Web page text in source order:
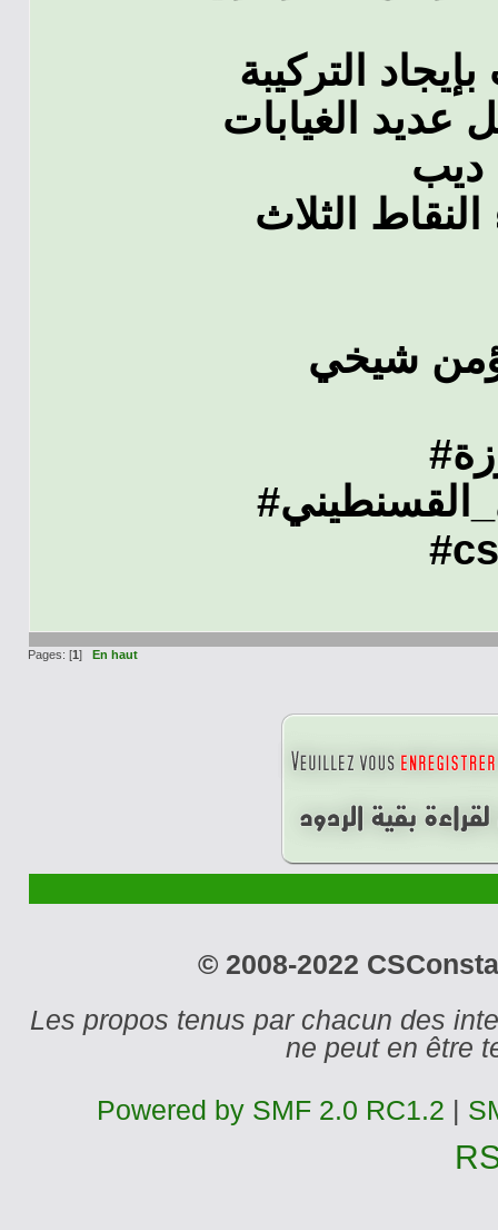
التركيبة
عديد الغيابات
ديب
الثلاث
شيخي
Pages: [1] En haut
© 2008-2022
Les propos tenus par chacun des
ne peut en être
Powered by SMF 2.0 RC1.2 |